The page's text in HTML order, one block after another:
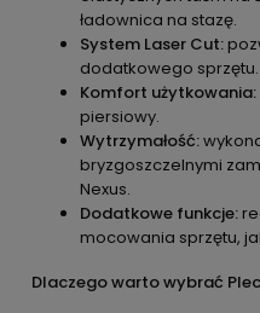
ładownica na stazę.
System Laser Cut:
dodatkowego sprzętu.
Komfort użytkowania:
piersiowy.
Wytrzymałość:
bryzgoszczelnymi
Nexus.
Dodatkowe funkcje:
mocowania sprzętu,
Dlaczego warto wybrać